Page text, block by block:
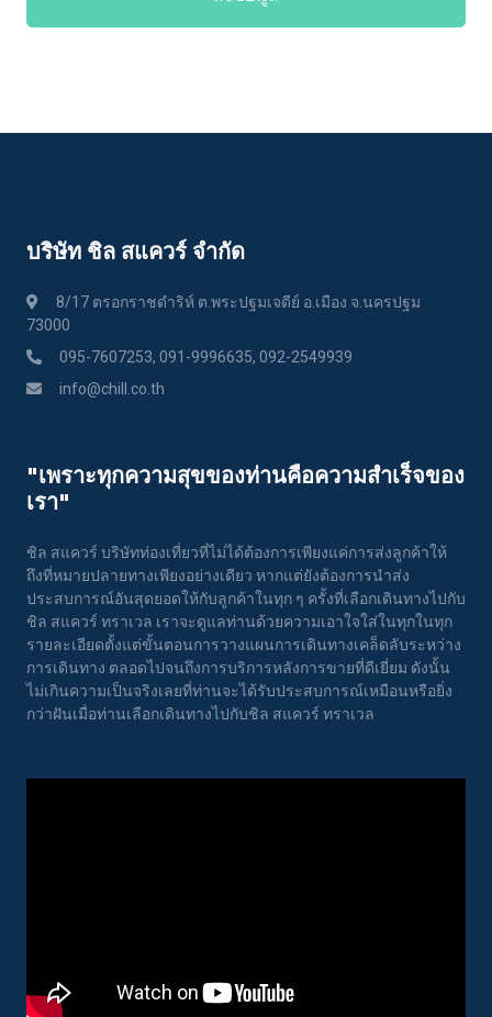
บริษัท ชิล สแควร์ จำกัด
8/17 ตรอกราชดำริห์ ต.พระปฐมเจดีย์ อ.เมือง จ.นครปฐม
73000
095-7607253, 091-9996635, 092-2549939
info@chill.co.th
"เพราะทุกความสุขของท่านคือความสําเร็จของ
เรา"
ชิล สแควร์ บริษัทท่องเที่ยวที่ไม่ได้ต้องการเพียงแค่การส่งลูกค้าให้
ถึงที่หมายปลายทางเพียงอย่างเดียว หากแต่ยังต้องการนำส่ง
ประสบการณ์อันสุดยอดให้กับลูกค้าในทุก ๆ ครั้งที่เลือกเดินทางไปกับ
ชิล สแควร์ ทราเวล เราจะดูแลท่านด้วยความเอาใจใส่ในทุกในทุก
รายละเอียดตั้งแต่ขั้นตอนการวางแผนการเดินทางเคล็ดลับระหว่าง
การเดินทาง ตลอดไปจนถึงการบริการหลังการขายที่ดีเยี่ยม ดังนั้น
ไม่เกินความเป็นจริงเลยที่ท่านจะได้รับประสบการณ์เหมือนหรือยิ่ง
กว่าฝันเมื่อท่านเลือกเดินทางไปกับชิล สแควร์ ทราเวล